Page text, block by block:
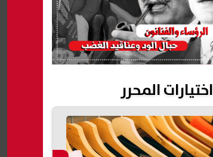
اختيارات المحرر